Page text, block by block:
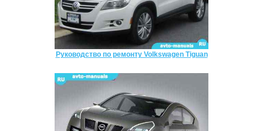
Руководство по ремонту Volkswagen Tiguan